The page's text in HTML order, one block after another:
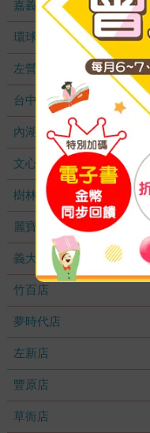
嘉義耐斯店
環球店
左營店
台中秀泰店
內湖大潤發
文心店
樹林店
麗寶店
義大店
竹百店
夢時代店
左新店
豐原店
草衙店